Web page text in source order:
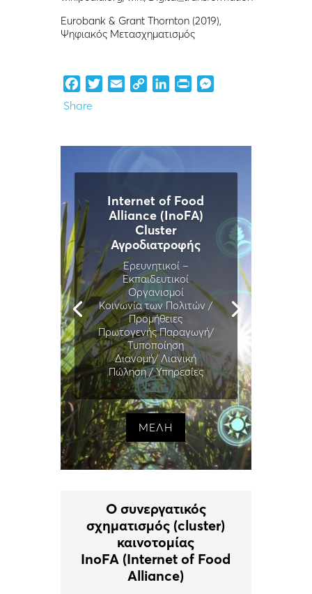
Eurobank & Grant Thornton (2019),
Ψηφιακός Μετασχηματισμός
FacebookTwitterEmail Copy
LinkedIn
Print
Share
Internet of Food
Alliance (InoFA)
Cluster
Αγροδιατροφής
Ερευνητικοί –
Εκπαιδευτικοί
Οργανισμοί
Κοινωνία των Πολιτών /
Προμήθειες
Πρωτογενής Παραγωγή/
Τυποποίηση
Διανομή/ Λιανική
Πώληση / Υπηρεσίες
ΜΕΛΗ
Ο συνεργατικός
σχηματισμός (cluster)
καινοτομίας
InoFA (Internet of Food
Alliance)